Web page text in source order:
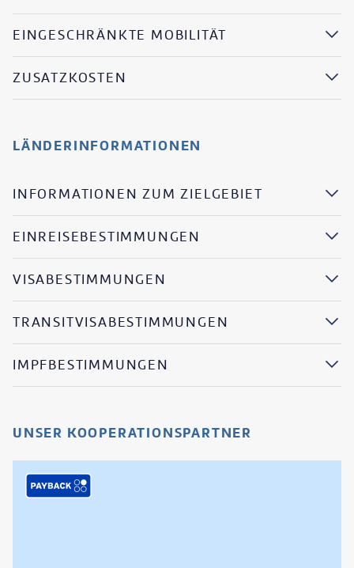
EINGESCHRÄNKTE MOBILITÄT
ZUSATZKOSTEN
LÄNDERINFORMATIONEN
INFORMATIONEN ZUM ZIELGEBIET
EINREISEBESTIMMUNGEN
VISABESTIMMUNGEN
TRANSITVISABESTIMMUNGEN
IMPFBESTIMMUNGEN
UNSER KOOPERATIONSPARTNER